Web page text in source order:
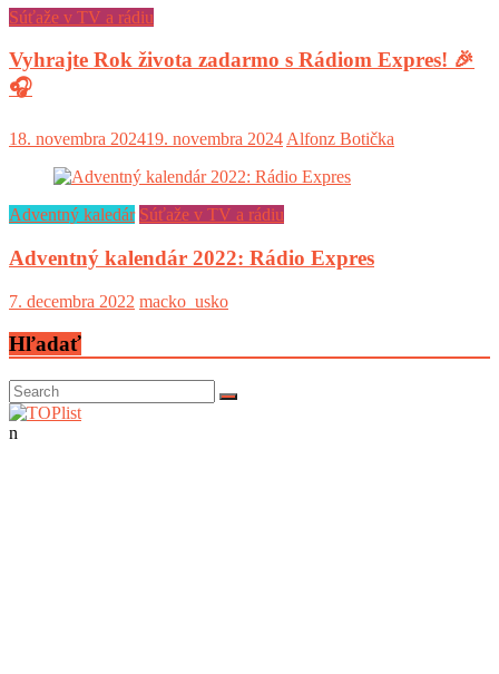
Súťaže v TV a rádiu
Vyhrajte Rok života zadarmo s Rádiom Expres! 🎉
🎧
18. novembra 202419. novembra 2024 Alfonz Botička
Adventný kaledár Súťaže v TV a rádiu
Adventný kalendár 2022: Rádio Expres
7. decembra 2022 macko_usko
Hľadať
n